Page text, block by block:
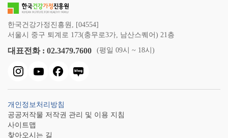
한국건강가정진흥원, [04554]
서울시 중구 퇴계로 173(충무로3가, 남산스퀘어) 21층
대표전화 : 02.3479.7600 (평일 09시 ~ 18시)
개인정보처리방침
공공저작물 저작권 관리 및 이용 지침
사이트맵
찾아오시는 길